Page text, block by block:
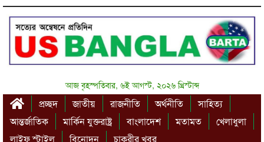
আজ বৃহস্পতিবার, ৬ই আগস্ট, ২০২৬ খ্রিস্টাব্দ
প্রচ্ছদ জাতীয় রাজনীতি অর্থনীতি
সাহিত্য
আন্তর্জাতিক
মার্কিন যুক্তরাষ্ট্র বাংলাদেশ মতামত
খেলাধুলা
লাইফ স্টাইল
বিনোদন চাকরীর খবর